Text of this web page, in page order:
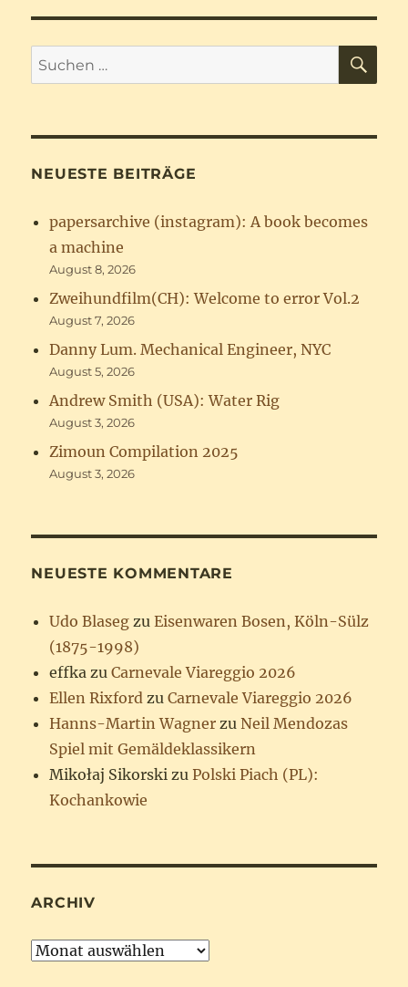
Suchen
nach:
NEUESTE BEITRÄGE
papersarchive (instagram): A book becomes
a machine
August 8, 2026
Zweihundfilm(CH): Welcome to error Vol.2
August 7, 2026
Danny Lum. Mechanical Engineer, NYC
August 5, 2026
Andrew Smith (USA): Water Rig
August 3, 2026
Zimoun Compilation 2025
August 3, 2026
NEUESTE KOMMENTARE
Udo Blaseg zuEisenwaren Bosen, Köln-Sülz
(1875-1998)
effka zuCarnevale Viareggio 2026
Ellen Rixford zuCarnevale Viareggio 2026
Hanns-Martin Wagner zuNeil Mendozas
Spiel mit Gemäldeklassikern
Mikołaj Sikorski zuPolski Piach (PL):
Kochankowie
ARCHIV
Archiv